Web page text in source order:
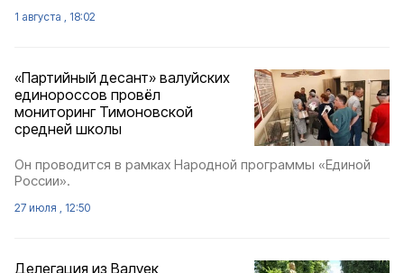
1 августа , 18:02
«Партийный десант» валуйских
единороссов провёл
мониторинг Тимоновской
средней школы
Он проводится в рамках Народной программы «Единой
России».
27 июля , 12:50
Делегация из Валуек